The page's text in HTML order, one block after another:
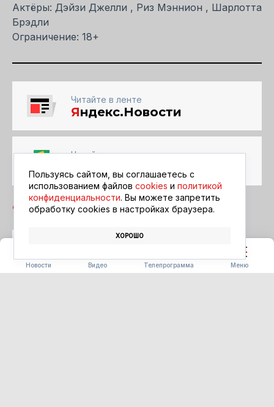
Новости Видео Телепрограмма Меню
Актёры: Дэйзи Джелли , Риз Мэннион , Шарлотта
Брэдли
Ограничение: 18+
Читайте в ленте
Яндекс.Новости
Читайте в ленте
АФИША
Пользуясь сайтом, вы соглашаетесь с
использованием файлов cookies и политикой
конфиденциальности. Вы можете запретить
обработку сookies в настройках браузера.
ХОРОШО